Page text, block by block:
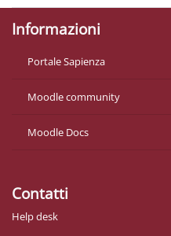
Informazioni
Portale Sapienza
Moodle community
Moodle Docs
Contatti
Help desk